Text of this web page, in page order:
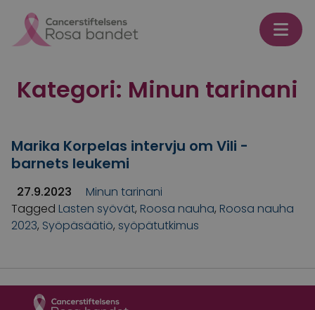
Kategori: Minun tarinani
Marika Korpelas intervju om Vili -
barnets leukemi
27.9.2023
Minun tarinani
Tagged Lasten syövät, Roosa nauha, Roosa nauha
2023, Syöpäsäätiö, syöpätutkimus